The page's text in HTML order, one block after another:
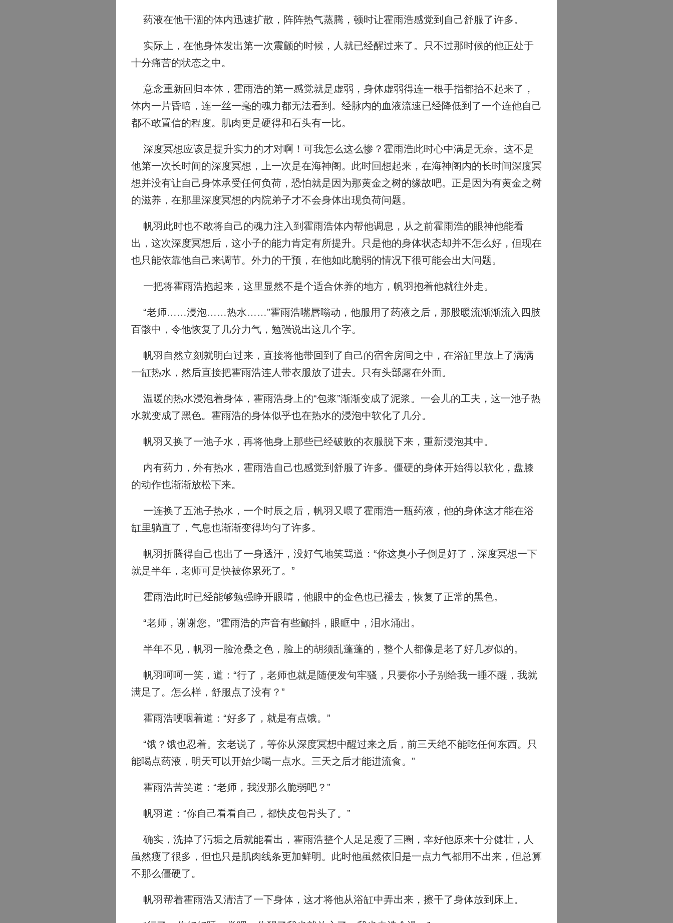
药液在他干涸的体内迅速扩散，阵阵热气蒸腾，顿时让霍雨浩感觉到自己舒服了许多。
实际上，在他身体发出第一次震颤的时候，人就已经醒过来了。只不过那时候的他正处于
十分痛苦的状态之中。
意念重新回归本体，霍雨浩的第一感觉就是虚弱，身体虚弱得连一根手指都抬不起来了，
体内一片昏暗，连一丝一毫的魂力都无法看到。经脉内的血液流速已经降低到了一个连他自己
都不敢置信的程度。肌肉更是硬得和石头有一比。
深度冥想应该是提升实力的才对啊！可我怎么这么惨？霍雨浩此时心中满是无奈。这不是
他第一次长时间的深度冥想，上一次是在海神阁。此时回想起来，在海神阁内的长时间深度冥
想并没有让自己身体承受任何负荷，恐怕就是因为那黄金之树的缘故吧。正是因为有黄金之树
的滋养，在那里深度冥想的内院弟子才不会身体出现负荷问题。
帆羽此时也不敢将自己的魂力注入到霍雨浩体内帮他调息，从之前霍雨浩的眼神他能看
出，这次深度冥想后，这小子的能力肯定有所提升。只是他的身体状态却并不怎么好，但现在
也只能依靠他自己来调节。外力的干预，在他如此脆弱的情况下很可能会出大问题。
一把将霍雨浩抱起来，这里显然不是个适合休养的地方，帆羽抱着他就往外走。
“老师……浸泡……热水……”霍雨浩嘴唇嗡动，他服用了药液之后，那股暖流渐渐流入四肢
百骸中，令他恢复了几分力气，勉强说出这几个字。
帆羽自然立刻就明白过来，直接将他带回到了自己的宿舍房间之中，在浴缸里放上了满满
一缸热水，然后直接把霍雨浩连人带衣服放了进去。只有头部露在外面。
温暖的热水浸泡着身体，霍雨浩身上的“包浆”渐渐变成了泥浆。一会儿的工夫，这一池子热
水就变成了黑色。霍雨浩的身体似乎也在热水的浸泡中软化了几分。
帆羽又换了一池子水，再将他身上那些已经破败的衣服脱下来，重新浸泡其中。
内有药力，外有热水，霍雨浩自己也感觉到舒服了许多。僵硬的身体开始得以软化，盘膝
的动作也渐渐放松下来。
一连换了五池子热水，一个时辰之后，帆羽又喂了霍雨浩一瓶药液，他的身体这才能在浴
缸里躺直了，气息也渐渐变得均匀了许多。
帆羽折腾得自己也出了一身透汗，没好气地笑骂道：“你这臭小子倒是好了，深度冥想一下
就是半年，老师可是快被你累死了。”
霍雨浩此时已经能够勉强睁开眼睛，他眼中的金色也已褪去，恢复了正常的黑色。
“老师，谢谢您。”霍雨浩的声音有些颤抖，眼眶中，泪水涌出。
半年不见，帆羽一脸沧桑之色，脸上的胡须乱蓬蓬的，整个人都像是老了好几岁似的。
帆羽呵呵一笑，道：“行了，老师也就是随便发句牢骚，只要你小子别给我一睡不醒，我就
满足了。怎么样，舒服点了没有？”
霍雨浩哽咽着道：“好多了，就是有点饿。”
“饿？饿也忍着。玄老说了，等你从深度冥想中醒过来之后，前三天绝不能吃任何东西。只
能喝点药液，明天可以开始少喝一点水。三天之后才能进流食。”
霍雨浩苦笑道：“老师，我没那么脆弱吧？”
帆羽道：“你自己看看自己，都快皮包骨头了。”
确实，洗掉了污垢之后就能看出，霍雨浩整个人足足瘦了三圈，幸好他原来十分健壮，人
虽然瘦了很多，但也只是肌肉线条更加鲜明。此时他虽然依旧是一点力气都用不出来，但总算
不那么僵硬了。
帆羽帮着霍雨浩又清洁了一下身体，这才将他从浴缸中弄出来，擦干了身体放到床上。